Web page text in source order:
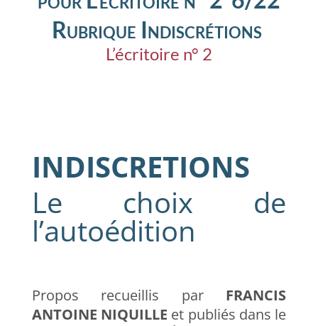
Rubrique Indiscrétions
L’écritoire n° 2
INDISCRETIONS
Le choix de
l’autoédition
Propos recueillis par FRANCIS
ANTOINE NIQUILLE et publiés dans le